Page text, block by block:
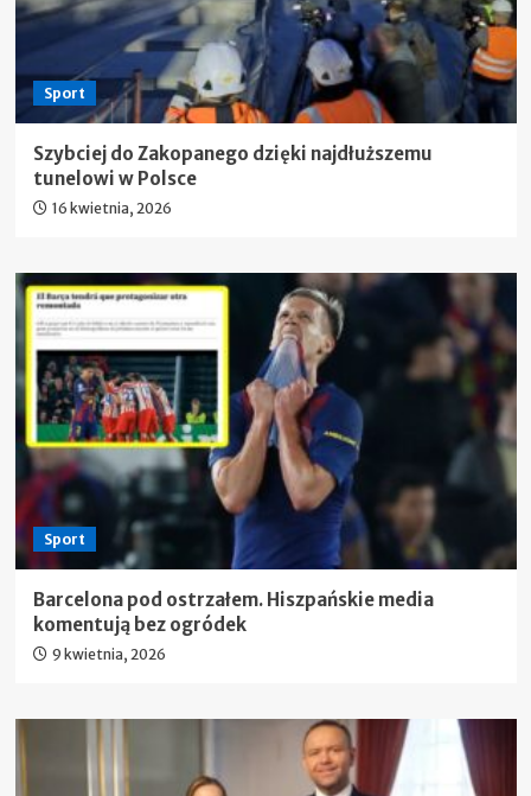
Sport
Szybciej do Zakopanego dzięki najdłuższemu
tunelowi w Polsce
16 kwietnia, 2026
Sport
Barcelona pod ostrzałem. Hiszpańskie media
komentują bez ogródek
9 kwietnia, 2026